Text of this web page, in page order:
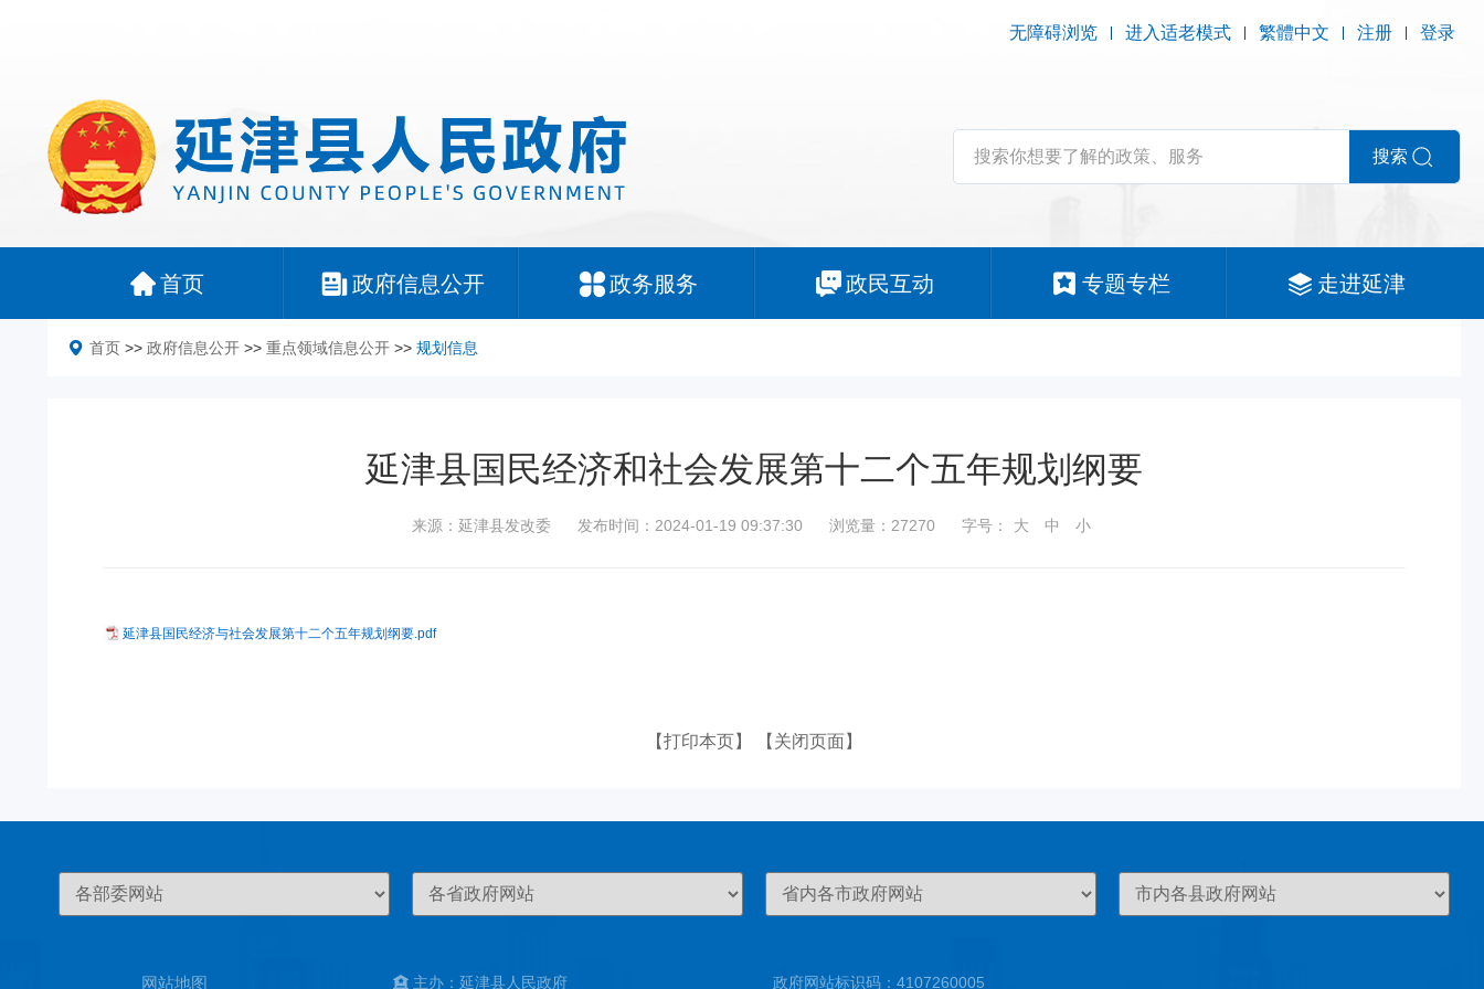
无障碍浏览 进入适老模式 繁體中文 注册 登录
搜索
首页 政府信息公开 政务服务 政民互动 专题专栏 走进延津
首页 >> 政府信息公开 >> 重点领域信息公开 >> 规划信息
延津县国民经济和社会发展第十二个五年规划纲要
来源：延津县发改委 发布时间：2024-01-19 09:37:30 浏览量：27270 字号： 大 中 小
延津县国民经济与社会发展第十二个五年规划纲要.pdf
【打印本页】 【关闭页面】
网站地图 主办：延津县人民政府 政府网站标识码：4107260005